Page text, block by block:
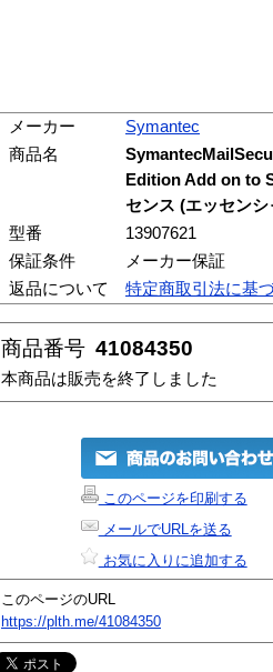
メーカー
Symantec
商品名
Edition Add on to
センス (エッセン
型番
13907621
保証条件
メーカー保証
返品について
特定商取引法に基
商品番号 41084350
本商品は販売を終了しました
このページを印刷する
メールでURLを送る
お気に入りに追加する
このページのURL
https://plth.me/41084350